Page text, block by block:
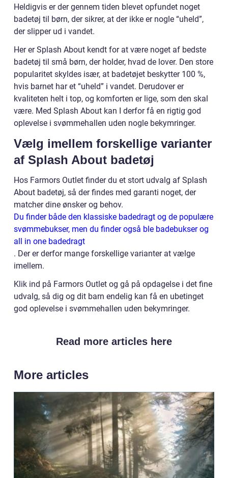
Heldigvis er der gennem tiden blevet opfundet noget
badetøj til børn, der sikrer, at der ikke er nogle “uheld”,
der slipper ud i vandet.
Her er Splash About kendt for at være noget af bedste
badetøj til små børn, der holder, hvad de lover. Den store
popularitet skyldes især, at badetøjet beskytter 100 %,
hvis barnet har et “uheld” i vandet. Derudover er
kvaliteten helt i top, og komforten er lige, som den skal
være. Med Splash About kan I derfor få en rigtig god
oplevelse i svømmehallen uden nogle bekymringer.
Vælg imellem forskellige varianter
af Splash About badetøj
Hos Farmors Outlet finder du et stort udvalg af Splash
About badetøj, så der findes med garanti noget, der
matcher dine ønsker og behov.
Du finder både den klassiske badedragt og de populære
svømmebukser, men du finder også ble badebukser og
all in one badedragt
. Der er derfor mange forskellige varianter at vælge
imellem.
Klik ind på Farmors Outlet og gå på opdagelse i det fine
udvalg, så dig og dit barn endelig kan få en ubetinget
god oplevelse i svømmehallen uden bekymringer.
Read more articles here
More articles